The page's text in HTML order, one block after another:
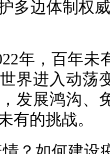
多边体制权
年，百年未
界进入动荡
发展鸿沟、
有的挑战。